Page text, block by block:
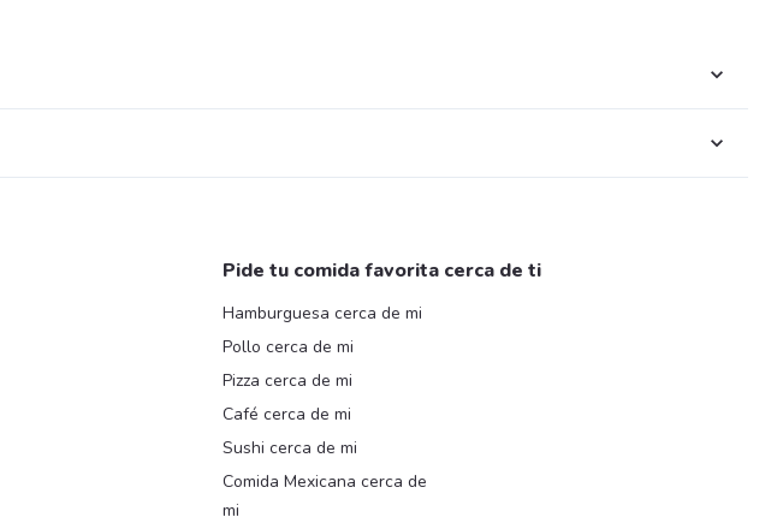
Pide tu comida favorita cerca de ti
Hamburguesa cerca de mi
Pollo cerca de mi
Pizza cerca de mi
Café cerca de mi
Sushi cerca de mi
Comida Mexicana cerca de
mi